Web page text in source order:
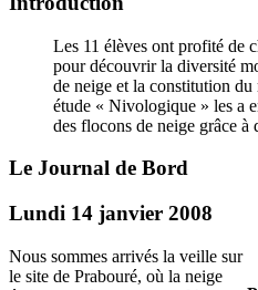
Les 11 élèves ont profité de
pour découvrir la diversité
de neige et la constitution
étude « Nivologique » les a
des flocons de neige grâce à
Le Journal de Bord
Lundi 14 janvier 2008
Nous sommes arrivés la veille sur
le site de Prabouré, où la neige